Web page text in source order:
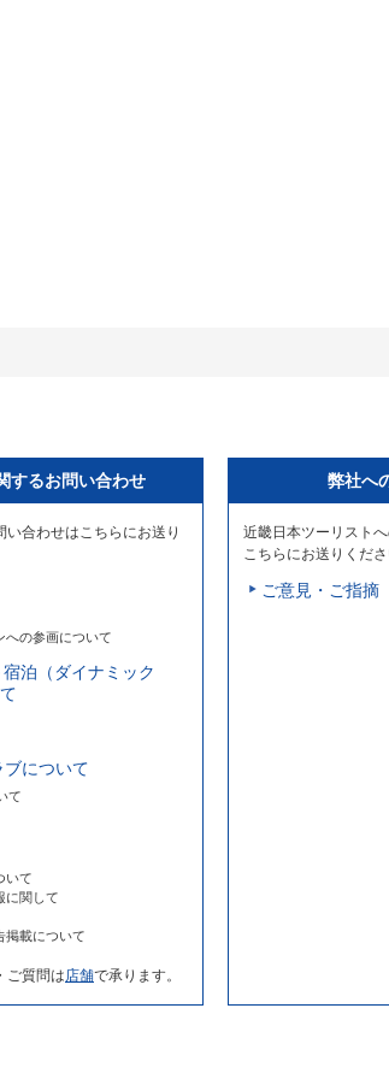
するお問い合わせ
合わせはこちらにお送り
への参画について
泊（ダイナミック
について
て
いて
に関して
掲載について
ご質問は店舗で承ります。
弊社へ
近畿日本ツーリスト
こちらにお送りくださ
ご意見・ご指摘